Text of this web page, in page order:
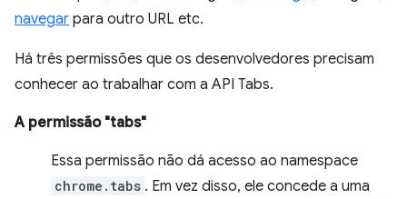
navegar para outro URL etc.
Há três permissões que os desenvolvedores precisam
conhecer ao trabalhar com a API Tabs.
A permissão "tabs"
Essa permissão não dá acesso ao namespace
chrome.tabs . Em vez disso, ele concede a uma